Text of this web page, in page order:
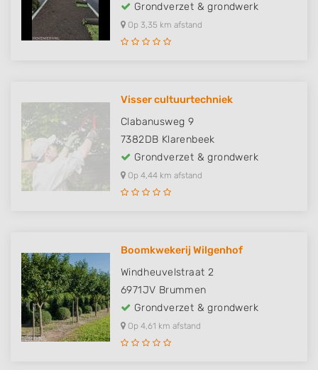
Grondverzet & grondwerk
Op 3,35 km afstand
Visser cultuurtechniek
Clabanusweg 9
7382DB Klarenbeek
Grondverzet & grondwerk
Op 4,44 km afstand
Boomkwekerij Wilgenhof
Windheuvelstraat 2
6971JV Brummen
Grondverzet & grondwerk
Op 4,61 km afstand